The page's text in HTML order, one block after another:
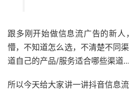
跟多刚开始做信息流广告的新
懵，不知道怎么选，不清楚不同
道自己的产品/服务适合哪些渠道
所以今天给大家讲一讲抖音信息